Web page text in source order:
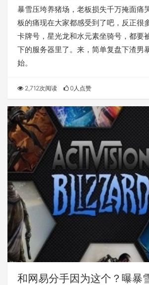
暴雪压垮养猪场，老板损失千万掩面痛
板的痛现在大家都感受到了吧，反正很
卡牌号，星光龙和水元素坐骑号，都要
下的服务器里了。来，简单复盘下渣男
始。
2,712次阅读 0人点赞
和网易分手因为这个？曝暴